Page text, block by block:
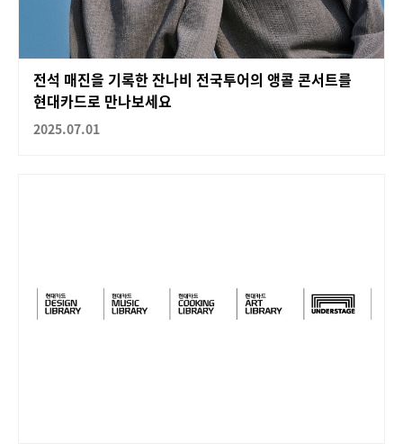
전석 매진을 기록한 잔나비 전국투어의 앵콜 콘서트를
현대카드로 만나보세요
2025.07.01